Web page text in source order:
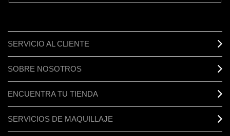
SERVICIO AL CLIENTE
SOBRE NOSOTROS
ENCUENTRA TU TIENDA
SERVICIOS DE MAQUILLAJE